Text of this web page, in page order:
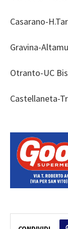
Casarano-
Gravina-
Otranto-UC
Castellaneta-